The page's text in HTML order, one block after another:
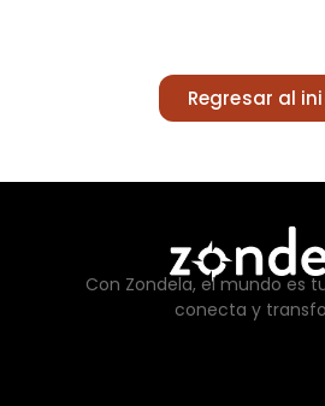
Regresar al
Con Zondela, el mundo es
conecta y